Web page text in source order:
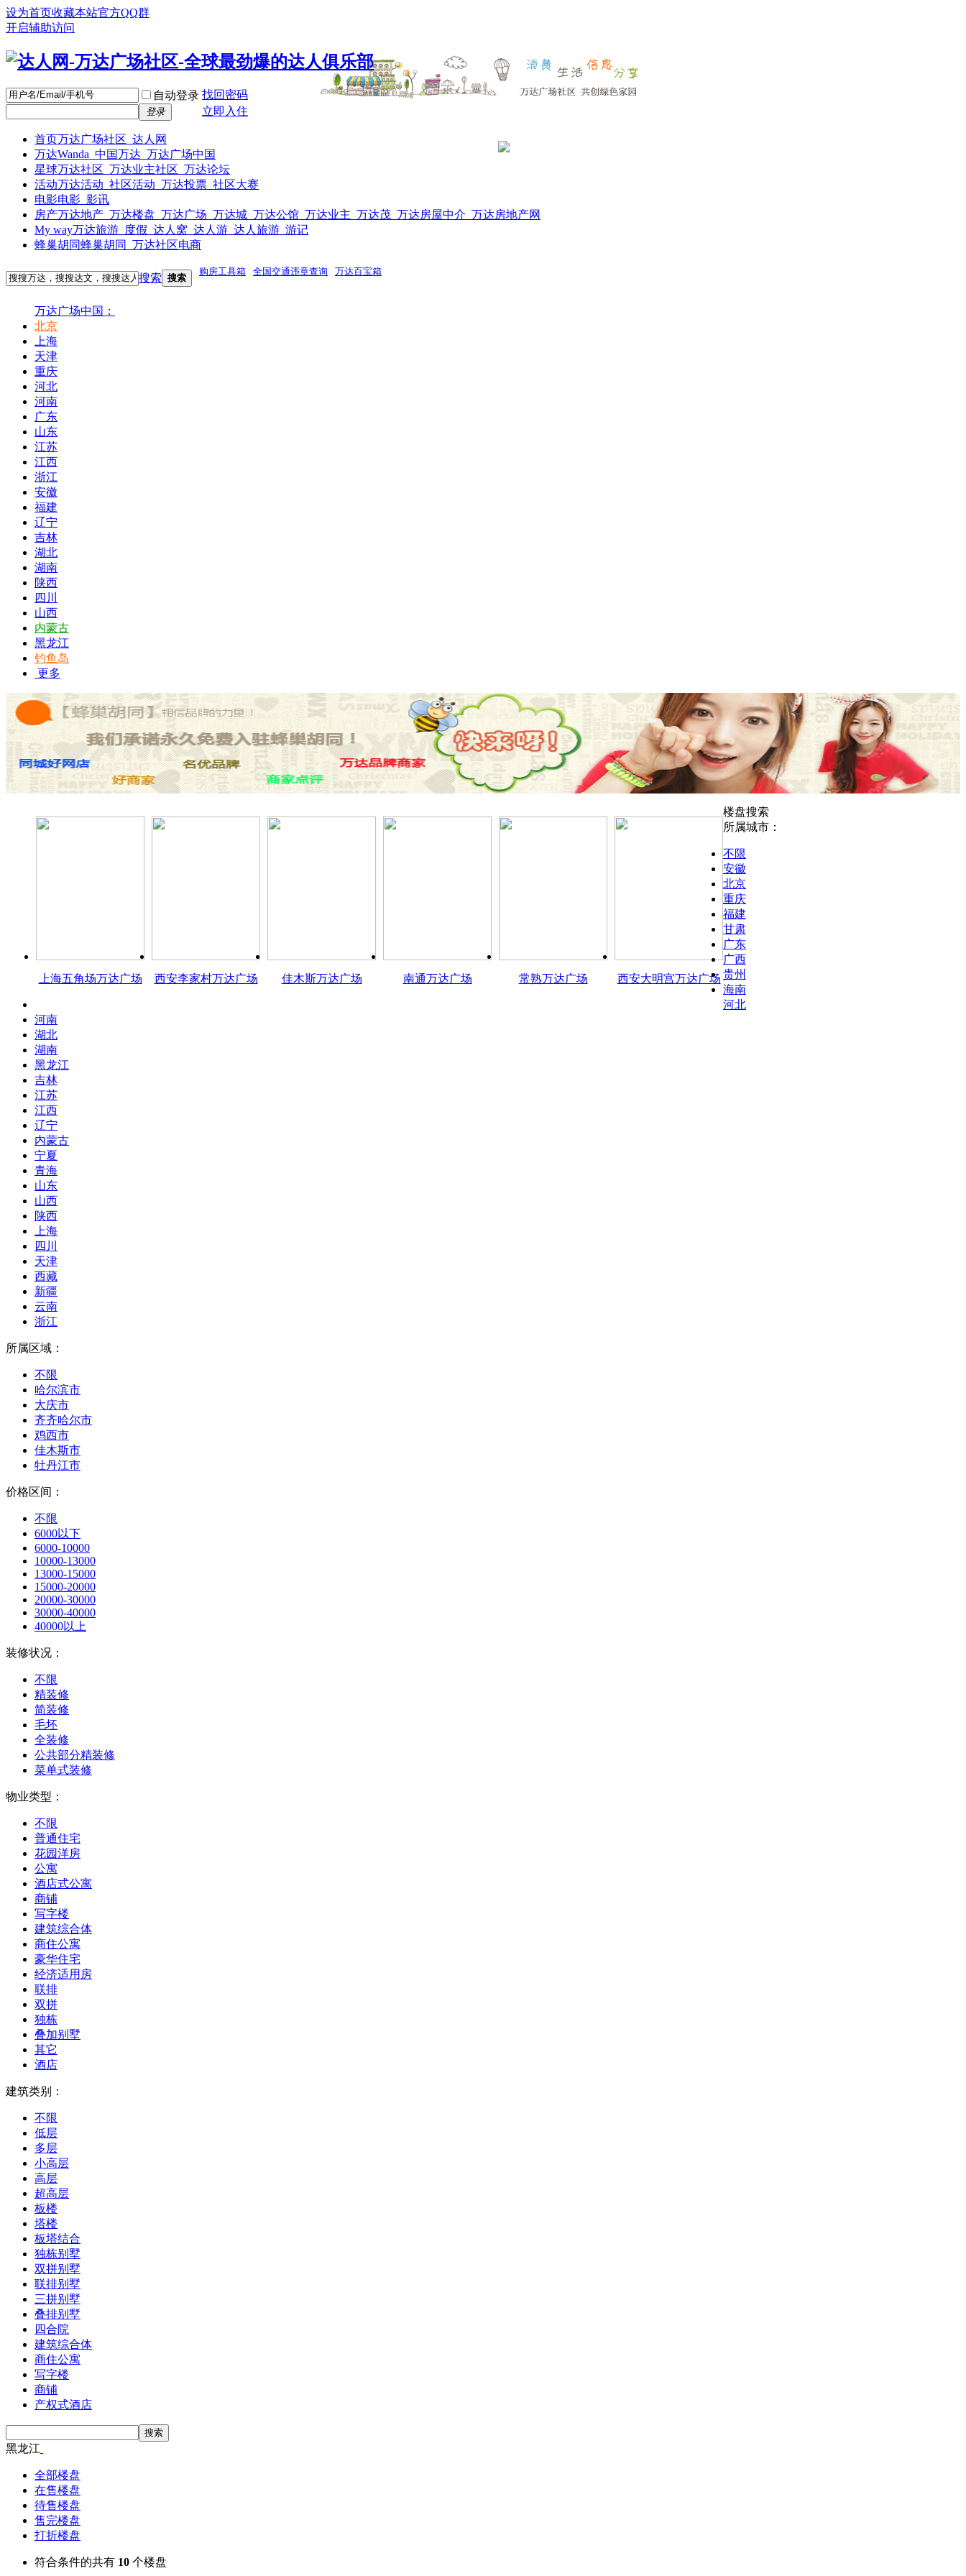
设为首页收藏本站官方QQ群
开启辅助访问
自动登录 找回密码
登录 立即入住
首页万达广场社区_达人网
万达Wanda_中国万达_万达广场中国
星球万达社区_万达业主社区_万达论坛
活动万达活动_社区活动_万达投票_社区大赛
电影电影_影讯
房产万达地产_万达楼盘_万达广场_万达城_万达公馆_万达业主_万达茂_万达房屋中介_万达房地产网
My way万达旅游_度假_达人窝_达人游_达人旅游_游记
蜂巢胡同蜂巢胡同_万达社区电商
搜索 搜索
购房工具箱 全国交通违章查询 万达百宝箱
万达广场中国：
北京
上海
天津
重庆
河北
河南
广东
山东
江苏
江西
浙江
安徽
福建
辽宁
吉林
湖北
湖南
陕西
四川
山西
内蒙古
黑龙江
钓鱼岛
更多
上海五角场万达广场 西安李家村万达广场 佳木斯万达广场 南通万达广场 常熟万达广场 西安大明宫万达广场
楼盘搜索
所属城市：
不限
安徽
北京
重庆
福建
甘肃
广东
广西
贵州
海南
河北
河南
湖北
湖南
黑龙江
吉林
江苏
江西
辽宁
内蒙古
宁夏
青海
山东
山西
陕西
上海
四川
天津
西藏
新疆
云南
浙江
所属区域：
不限
哈尔滨市
大庆市
齐齐哈尔市
鸡西市
佳木斯市
牡丹江市
价格区间：
不限
6000以下
6000-10000
10000-13000
13000-15000
15000-20000
20000-30000
30000-40000
40000以上
装修状况：
不限
精装修
简装修
毛坯
全装修
公共部分精装修
菜单式装修
物业类型：
不限
普通住宅
花园洋房
公寓
酒店式公寓
商铺
写字楼
建筑综合体
商住公寓
豪华住宅
经济适用房
联排
双拼
独栋
叠加别墅
其它
酒店
建筑类别：
不限
低层
多层
小高层
高层
超高层
板楼
塔楼
板塔结合
独栋别墅
双拼别墅
联排别墅
三拼别墅
叠排别墅
四合院
建筑综合体
商住公寓
写字楼
商铺
产权式酒店
黑龙江
全部楼盘
在售楼盘
待售楼盘
售完楼盘
打折楼盘
符合条件的共有 10 个楼盘